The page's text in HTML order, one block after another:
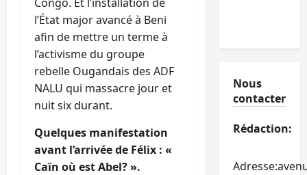
l’État major avancé à Beni
afin de mettre un terme à
l’activisme du groupe
rebelle Ougandais des ADF
NALU qui massacre jour et
nuit six durant.
Quelques manifestation
avant l’arrivée de Félix : «
Caïn où est Abel? ».
Nous
contacter
Rédaction: